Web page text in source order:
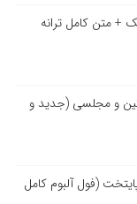
+ متن کامل ترانه
و مجلسی (جدید و
(فول آلبوم کامل